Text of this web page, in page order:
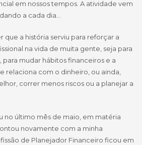
em nossos tempos. A atividade vem
a cada dia…
que a história serviu para reforçar a
na vida de muita gente, seja para
para mudar hábitos financeiros e a
relaciona com o dinheiro, ou ainda,
correr menos riscos ou a planejar a
no último mês de maio, em matéria
novamente com a minha
de Planejador Financeiro ficou em